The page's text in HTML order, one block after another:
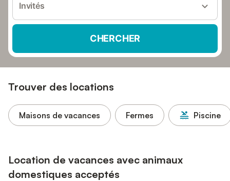
Invités
CHERCHER
Trouver des locations
Maisons de vacances Fermes Piscine
Location de vacances avec animaux
domestiques acceptés